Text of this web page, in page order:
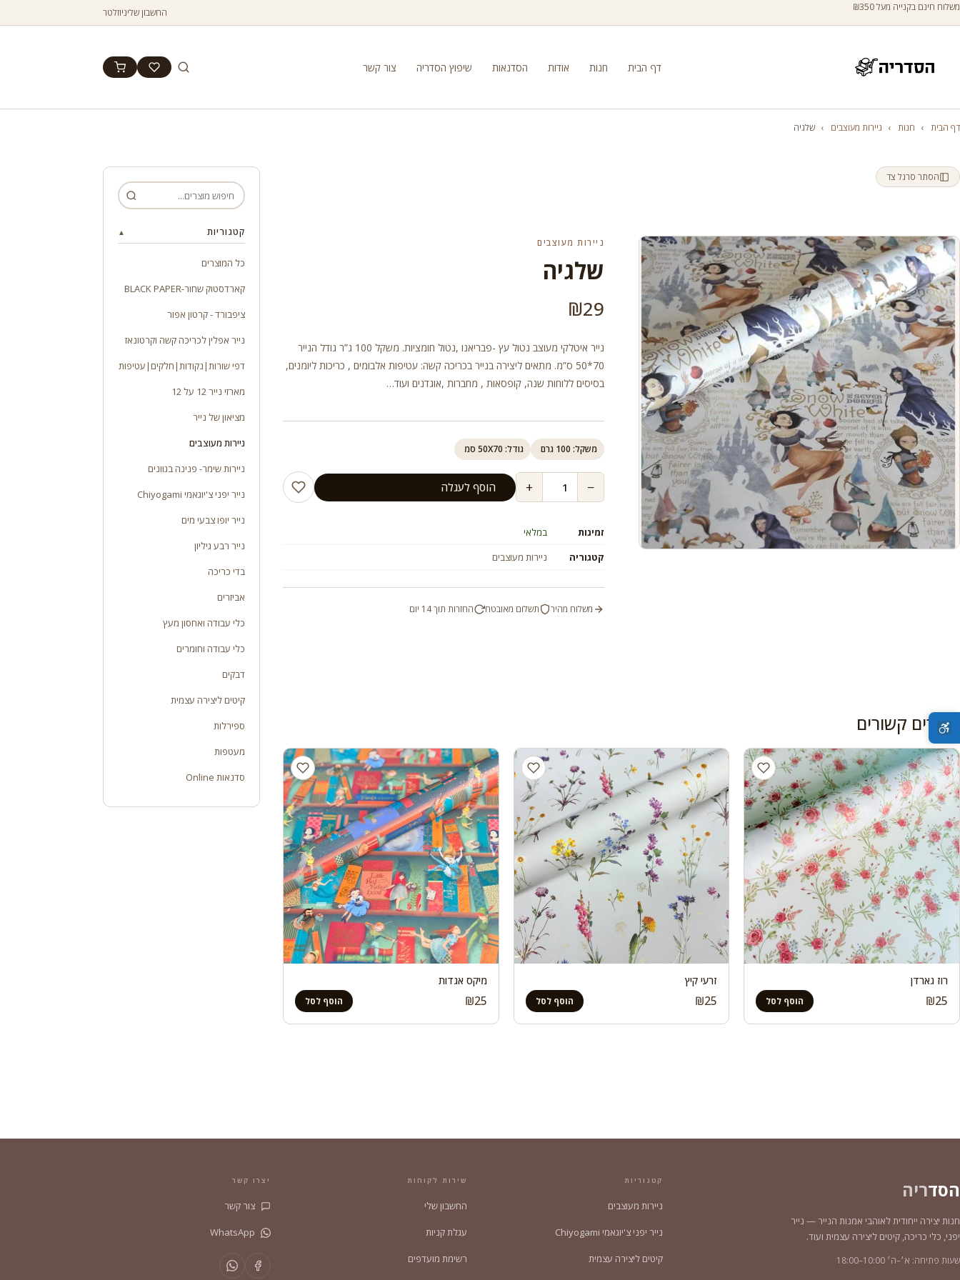
משלוח חינם בקנייה מעל ₪350 החשבון שליניוזלטר
דף הבית חנות אודות הסדנאות שיפוץ הסדריה צור קשר
דף הבית › חנות › ניירות מעוצבים › שלגיה
הסתר סרגל צד
ניירות מעוצבים
שלגיה
₪29
נייר איטלקי מעוצב נטול עץ -פבריאנו ,נטול חומציות. משקל 100 ג”ר גודל הנייר
70*50 ס”מ. מתאים ליצירה בנייר בכריכה קשה: עטיפות אלבומים , כריכות ליומנים,
בסיסים ללוחות שנה, קופסאות , מחברות ,אוגדנים ועוד…
משקל: 100 גרם גודל: 50X70 סמ
−
+ הוסף לעגלה
זמינות
במלאי
קטגוריה
ניירות מעוצבים
משלוח מהיר תשלום מאובטח החזרות תוך 14 יום
מוצרים קשורים
רוז גארדן
₪25 הוסף לסל
זרעי קיץ
₪25 הוסף לסל
מיקס אגדות
₪25 הוסף לסל
קטגוריות ▲
כל המוצרים
קארדסטוק שחור-BLACK PAPER
ציפבורד - קרטון אפור
נייר אפלין לכריכה קשה וקרטונאז
דפי שורות|נקודות|חלקים|עטיפות
מארזי נייר 12 על 12
מציאון של נייר
ניירות מעוצבים
ניירות שימר- פנינה בגוונים
נייר יפני צ'יוגאמי Chiyogami
נייר יופו צבעי מים
נייר רבע גיליון
בדי כריכה
אביזרים
כלי עבודה ואחסון מעץ
כלי עבודה וחומרים
דבקים
קיטים ליצירה עצמית
ספירלות
מעטפות
סדנאות Online
הסדריה
חנות יצירה ייחודית לאוהבי אמנות הנייר — נייר
יפני, כלי כריכה, קיטים ליצירה עצמית ועוד.
שעות פתיחה: א׳–ה׳ 10:00–18:00
קטגוריות
ניירות מעוצבים
נייר יפני צ'יוגאמי Chiyogami
קיטים ליצירה עצמית
שירות לקוחות
החשבון שלי
עגלת קניות
רשימת מועדפים
יצרו קשר
צור קשר